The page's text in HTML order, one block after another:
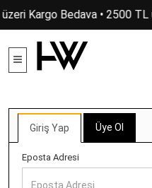
Kargo Bedava • 2500
Giriş Yap Üye Ol
Eposta Adresi